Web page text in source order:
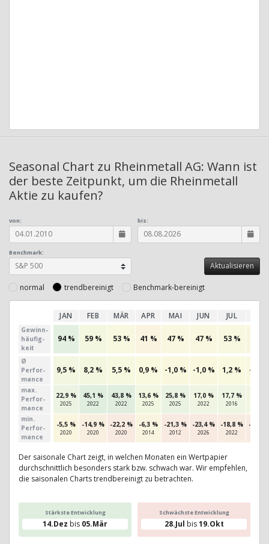
Seasonal Chart zu Rheinmetall AG: Wann ist
der beste Zeitpunkt, um die Rheinmetall
Aktie zu kaufen?
Benchmark:
von: bis:
normal trendbereinigt Benchmark-bereinigt
JAN FEB MÄR APR MAI JUN JUL
Gewinn­
häufig­
keit
94 % 59 % 53 % 41 % 47 % 47 % 53 %
Ø
Perfor­
mance
9,5 % 8,2 % 5,5 % 0,9 % -1,0 % -1,0 % 1,2 % -2,0
max.
Per­for­
mance
22,9 %
2025
45,1 %
2022
43,8 %
2022
13,6 %
2025
25,8 %
2025
17,0 %
2022
17,7 %
2016
min.
Per­for­
mance
-5,5 %
2020
-14,9 %
2020
-22,2 %
2020
-6,3 %
2014
-21,3 %
2012
-23,4 %
2026
-18,8 %
2022
-20,7
Der saisonale Chart zeigt, in welchen Monaten ein Wertpapier
durchschnittlich besonders stark bzw. schwach war. Wir empfehlen,
die saisonalen Charts trendbereinigt zu betrachten.
Stärkste Entwicklung
14.Dez bis 05.Mär
Schwächste Entwicklung
28.Jul bis19.Okt